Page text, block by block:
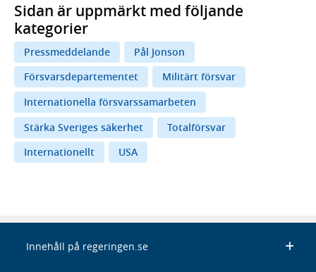
Sidan är uppmärkt med följande
kategorier
Pressmeddelande
Pål Jonson
Försvarsdepartementet
Militärt försvar
Internationella försvarssamarbeten
Stärka Sveriges säkerhet
Totalförsvar
Internationellt
USA
Innehåll på regeringen.se